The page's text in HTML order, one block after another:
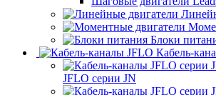
Блоки
Кабель-
JFLO серии JN